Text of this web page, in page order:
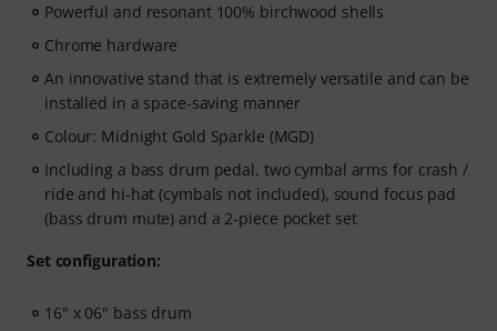
lekcjom dostosowanym do Twojego poziomu. Darmowy
dostęp obejmuje:
- Prowadzoną ścieżkę nauki,która uczy właściwych
- Lekcje prowadzone przez światowej klasy
perkusistów,takich jak Chad Smith, Nick Collins, El
Estepario Siberiano i wielu innych.
- Wbudowany Monitor ćwiczeń (Practice Tracker),
regularność oraz śledzić postępy w czasie.
utrzymać motywację.
Powerful and resonant 100% birchwood shells
Chrome hardware
An innovative stand that is extremely versatile and can be
installed in a space-saving manner
Colour: Midnight Gold Sparkle (MGD)
Including a bass drum pedal, two cymbal arms for crash /
ride and hi-hat (cymbals not included), sound focus pad
(bass drum mute) and a 2-piece pocket set
Set configuration:
16" x 06" bass drum